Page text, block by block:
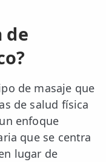
de
de masaje que
de salud física
enfoque
que se centra
lugar de